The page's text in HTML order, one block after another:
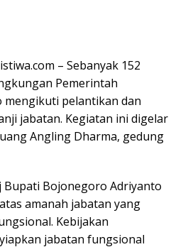
– Sebanyak 152
Pemerintah
pelantikan dan
jabatan. Kegiatan ini digelar
Angling Dharma, gedung
Bupati Bojonegoro Adriyanto
amanah jabatan yang
Kebijakan
jabatan fungsional